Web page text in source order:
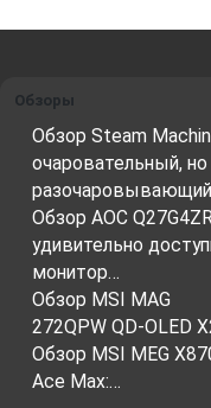
Обзоры
Обзор Steam
очаровательный, но
Обзор AOC
удивительно
монитор…
Обзор MSI MAG
272QPW QD-OLED
Обзор MSI MEG
Ace Max:…